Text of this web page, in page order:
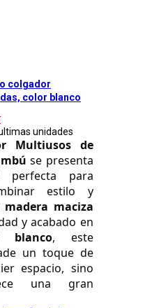
colgador
color blanco
ultimas unidades
Multiusos de
se presenta
perfecta para
estilo y
madera maciza
y acabado en
blanco, este
un toque de
espacio, sino
una gran